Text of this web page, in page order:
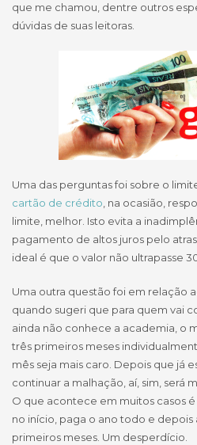
que me chamou, dentre outros
dúvidas de suas leitoras.
Uma das perguntas foi sobre o
cartão de crédito, na ocasião,
limite, melhor. Isto evita a
pagamento de altos juros pelo
ideal é que o valor não ultrapasse
Uma outra questão foi em relação
quando sugeri que para quem vai
ainda não conhece a academia, o
três primeiros meses
mês seja mais caro. Depois que já
continuar a malhação, aí, sim, será
O que acontece em muitos casos
no início, paga o ano todo e
primeiros meses. Um desperdício.